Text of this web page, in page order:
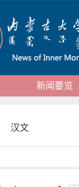
新闻要览
汉文